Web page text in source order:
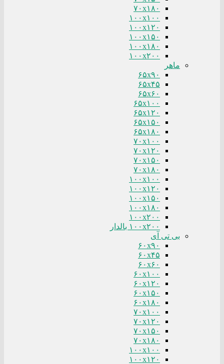
۷۰x۱۸۰
۱۰۰x۱۰۰
۱۰۰x۱۲۰
۱۰۰x۱۵۰
۱۰۰x۱۸۰
۱۰۰x۲۰۰
ماهر
۶۵x۹۰
۶۵x۴۵
۶۵x۶۰
۶۵x۱۰۰
۶۵x۱۲۰
۶۵x۱۵۰
۶۵x۱۸۰
۷۰x۱۰۰
۷۰x۱۲۰
۷۰x۱۵۰
۷۰x۱۸۰
۱۰۰x۱۰۰
۱۰۰x۱۲۰
۱۰۰x۱۵۰
۱۰۰x۱۸۰
۱۰۰x۲۰۰
۱۰۰x۲۰۰ بالدار
بی تی آی
۶۰x۹۰
۶۰x۴۵
۶۰x۶۰
۶۰x۱۰۰
۶۰x۱۲۰
۶۰x۱۵۰
۶۰x۱۸۰
۷۰x۱۰۰
۷۰x۱۲۰
۷۰x۱۵۰
۷۰x۱۸۰
۱۰۰x۱۰۰
۱۰۰x۱۲۰